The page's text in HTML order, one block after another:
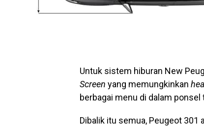
Untuk sistem hiburan New
Screen yang memungkinkan
berbagai menu di dalam
Dibalik itu semua, Peugeot 301